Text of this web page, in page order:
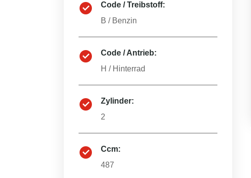
Code / Treibstoff:
B / Benzin
Code / Antrieb:
H / Hinterrad
Zylinder:
2
Ccm:
487